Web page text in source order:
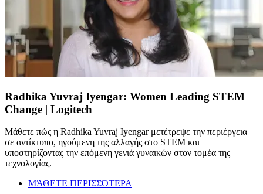
Radhika Yuvraj Iyengar: Women Leading STEM
Change | Logitech
Μάθετε πώς η Radhika Yuvraj Iyengar μετέτρεψε την περιέργεια
σε αντίκτυπο, ηγούμενη της αλλαγής στο STEM και
υποστηρίζοντας την επόμενη γενιά γυναικών στον τομέα της
τεχνολογίας.
ΜΆΘΕΤΕ ΠΕΡΙΣΣΌΤΕΡΑ